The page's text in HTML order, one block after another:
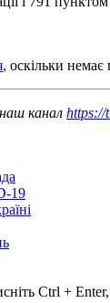
, оскільки немає
канал https://
19
Ctrl +